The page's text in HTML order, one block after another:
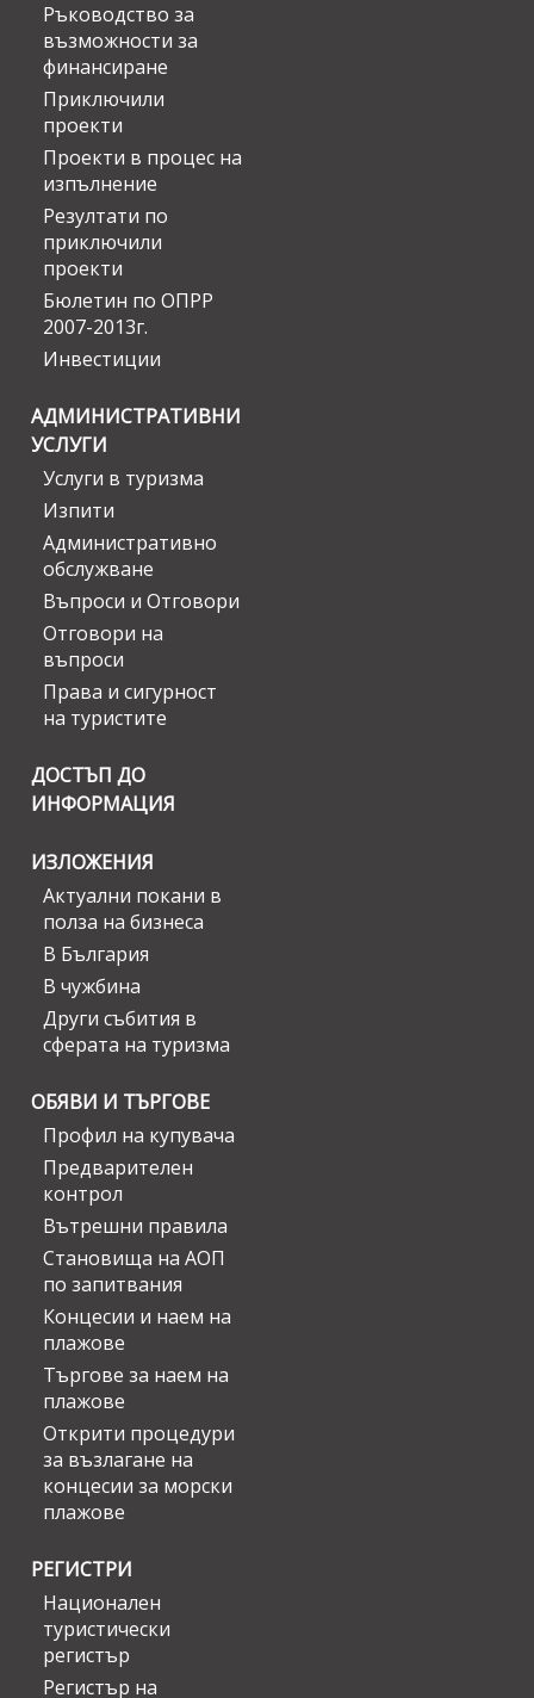
Ръководство за
възможности за
финансиране
Приключили
проекти
Проекти в процес на
изпълнение
Резултати по
приключили
проекти
Бюлетин по ОПРР
2007-2013г.
Инвестиции
АДМИНИСТРАТИВНИ
УСЛУГИ
Услуги в туризма
Изпити
Административно
обслужване
Въпроси и Отговори
Отговори на
въпроси
Права и сигурност
на туристите
ДОСТЪП ДО
ИНФОРМАЦИЯ
ИЗЛОЖЕНИЯ
Актуални покани в
полза на бизнеса
В България
В чужбина
Други събития в
сферата на туризма
ОБЯВИ И ТЪРГОВЕ
Профил на купувача
Предварителен
контрол
Вътрешни правила
Становища на АОП
по запитвания
Концесии и наем на
плажове
Търгове за наем на
плажове
Открити процедури
за възлагане на
концесии за морски
плажове
РЕГИСТРИ
Национален
туристически
регистър
Регистър на